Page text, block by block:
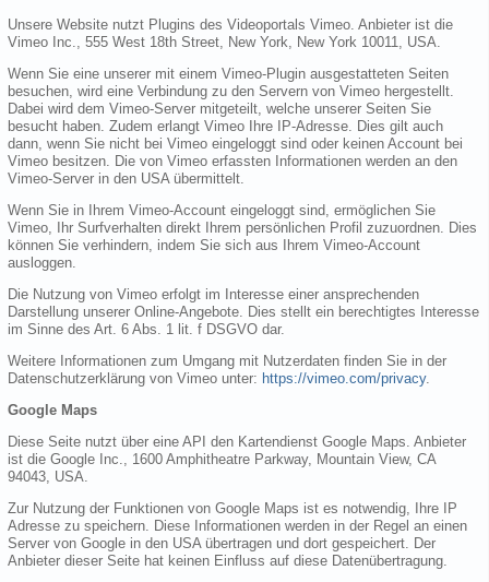
Unsere Website nutzt Plugins des Videoportals Vimeo. Anbieter ist die
Vimeo Inc., 555 West 18th Street, New York, New York 10011, USA.
Wenn Sie eine unserer mit einem Vimeo-Plugin ausgestatteten Seiten
besuchen, wird eine Verbindung zu den Servern von Vimeo hergestellt.
Dabei wird dem Vimeo-Server mitgeteilt, welche unserer Seiten Sie
besucht haben. Zudem erlangt Vimeo Ihre IP-Adresse. Dies gilt auch
dann, wenn Sie nicht bei Vimeo eingeloggt sind oder keinen Account bei
Vimeo besitzen. Die von Vimeo erfassten Informationen werden an den
Vimeo-Server in den USA übermittelt.
Wenn Sie in Ihrem Vimeo-Account eingeloggt sind, ermöglichen Sie
Vimeo, Ihr Surfverhalten direkt Ihrem persönlichen Profil zuzuordnen. Dies
können Sie verhindern, indem Sie sich aus Ihrem Vimeo-Account
ausloggen.
Die Nutzung von Vimeo erfolgt im Interesse einer ansprechenden
Darstellung unserer Online-Angebote. Dies stellt ein berechtigtes Interesse
im Sinne des Art. 6 Abs. 1 lit. f DSGVO dar.
Weitere Informationen zum Umgang mit Nutzerdaten finden Sie in der
Datenschutzerklärung von Vimeo unter: https://vimeo.com/privacy.
Google Maps
Diese Seite nutzt über eine API den Kartendienst Google Maps. Anbieter
ist die Google Inc., 1600 Amphitheatre Parkway, Mountain View, CA
94043, USA.
Zur Nutzung der Funktionen von Google Maps ist es notwendig, Ihre IP
Adresse zu speichern. Diese Informationen werden in der Regel an einen
Server von Google in den USA übertragen und dort gespeichert. Der
Anbieter dieser Seite hat keinen Einfluss auf diese Datenübertragung.